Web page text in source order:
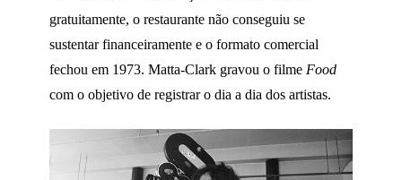
gratuitamente, o restaurante não conseguiu se
sustentar financeiramente e o formato comercial
fechou em 1973. Matta-Clark gravou o filme Food
com o objetivo de registrar o dia a dia dos artistas.